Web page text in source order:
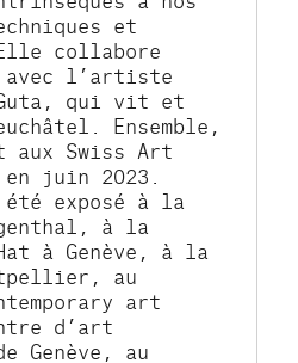
et
collabore
avec l’artiste
qui vit et
Ensemble,
aux Swiss Art
juin 2023.
exposé à la
à la
à Genève, à la
au
art
d’art
Genève, au